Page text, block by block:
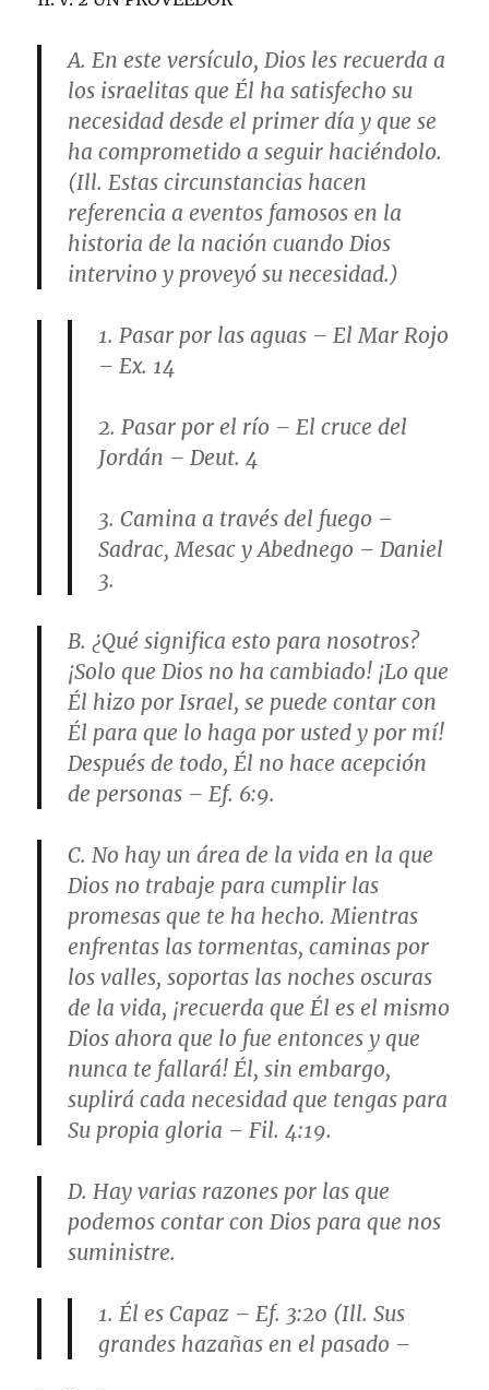
A. En este versículo, Dios les recuerda a
los israelitas que Él ha satisfecho su
necesidad desde el primer día y que se
ha comprometido a seguir haciéndolo.
(Ill. Estas circunstancias hacen
referencia a eventos famosos en la
historia de la nación cuando Dios
intervino y proveyó su necesidad.)
1. Pasar por las aguas – El Mar Rojo
– Ex. 14
2. Pasar por el río – El cruce del
Jordán – Deut. 4
3. Camina a través del fuego –
Sadrac, Mesac y Abednego – Daniel
3.
B. ¿Qué significa esto para nosotros?
¡Solo que Dios no ha cambiado! ¡Lo que
Él hizo por Israel, se puede contar con
Él para que lo haga por usted y por mí!
Después de todo, Él no hace acepción
de personas – Ef. 6:9.
C. No hay un área de la vida en la que
Dios no trabaje para cumplir las
promesas que te ha hecho. Mientras
enfrentas las tormentas, caminas por
los valles, soportas las noches oscuras
de la vida, ¡recuerda que Él es el mismo
Dios ahora que lo fue entonces y que
nunca te fallará! Él, sin embargo,
suplirá cada necesidad que tengas para
Su propia gloria – Fil. 4:19.
D. Hay varias razones por las que
podemos contar con Dios para que nos
suministre.
1. Él es Capaz – Ef. 3:20 (Ill. Sus
grandes hazañas en el pasado –